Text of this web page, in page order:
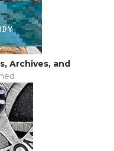
Archives, and